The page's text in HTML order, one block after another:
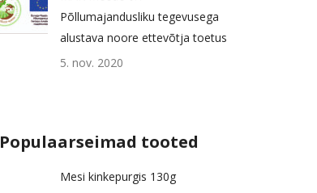
Põllumajandusliku tegevusega
alustava noore ettevõtja toetus
5. nov. 2020
Populaarseimad tooted
Mesi kinkepurgis 130g